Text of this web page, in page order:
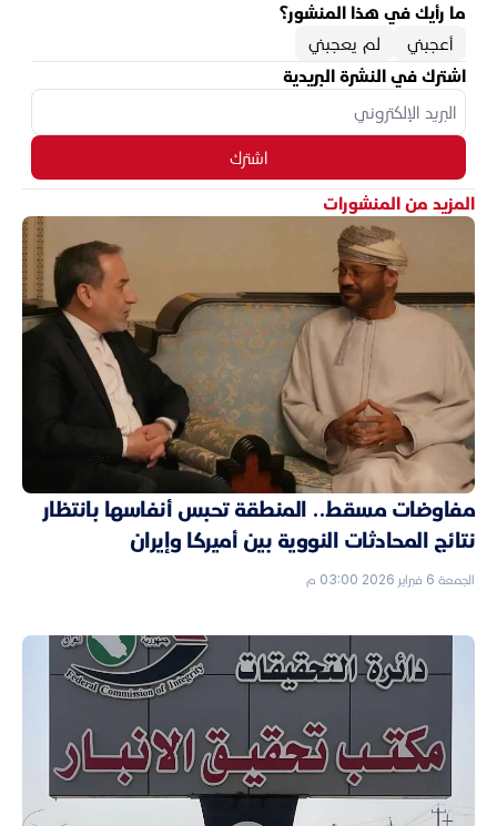
ما رأيك في هذا المنشور؟
أعجبني
لم يعجبني
اشترك في النشرة البريدية
اشترك
المزيد من المنشورات
مفاوضات مسقط.. المنطقة تحبس أنفاسها بانتظار
نتائج المحادثات النووية بين أميركا وإيران
الجمعة 6 فبراير 2026 03:00 م